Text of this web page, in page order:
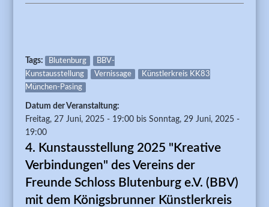
Tags: Blutenburg
BBV-
Kunstausstellung
Vernissage
Künstlerkreis KK83
München-Pasing
Datum der Veranstaltung:
Freitag, 27 Juni, 2025 - 19:00 bisSonntag, 29 Juni, 2025 -
19:00
4. Kunstausstellung 2025 "Kreative
Verbindungen" des Vereins der
Freunde Schloss Blutenburg e.V. (BBV)
mit dem Königsbrunner Künstlerkreis